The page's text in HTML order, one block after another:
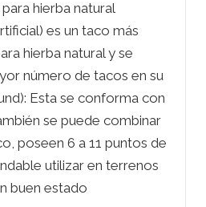
hierba natural
es un taco más
hierba natural y se
número de tacos en su
Esta se conforma con
se puede combinar
poseen 6 a 11 puntos de
utilizar en terrenos
buen estado